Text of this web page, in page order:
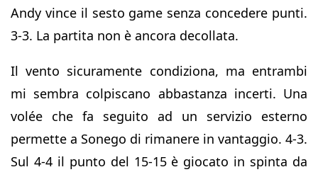
Andy vince il sesto game senza concedere punti.
3-3. La partita non è ancora decollata.
Il vento sicuramente condiziona, ma entrambi
mi sembra colpiscano abbastanza incerti. Una
volée che fa seguito ad un servizio esterno
permette a Sonego di rimanere in vantaggio. 4-3.
Sul 4-4 il punto del 15-15 è giocato in spinta da